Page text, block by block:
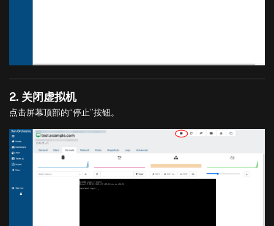
2. 关闭虚拟机
点击屏幕顶部的“停止”按钮。